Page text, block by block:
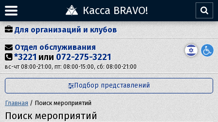
Касса BRAVO!
Для организаций и клубов
Отдел обслуживания
*3221 или 072-275-3221
вс-чт 08:00-21:00, пт: 08:00-15:00, сб: 08:00-21:00
Подбор представлений
Главная / Поиск мероприятий
Поиск мероприятий